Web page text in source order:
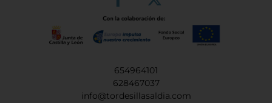
654964101
628467037
info@tordesillasaldia.com